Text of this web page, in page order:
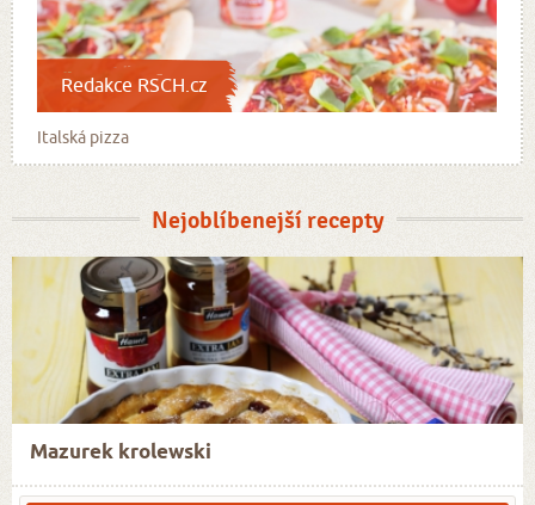
Redakce RSCH.cz
Italská pizza
Nejoblíbenejší recepty
Mazurek krolewski